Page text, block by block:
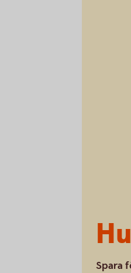
Spara